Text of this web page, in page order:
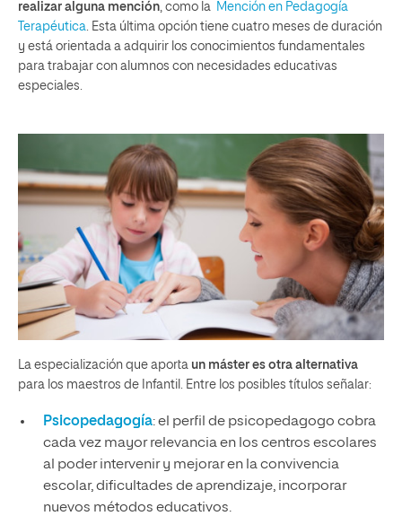
realizar alguna mención, como la Mención en Pedagogía
Terapéutica. Esta última opción tiene cuatro meses de duración
y está orientada a adquirir los conocimientos fundamentales
para trabajar con alumnos con necesidades educativas
especiales.
La especialización que aporta un máster es otra alternativa
para los maestros de Infantil. Entre los posibles títulos señalar:
Psicopedagogía: el perfil de psicopedagogo cobra
cada vez mayor relevancia en los centros escolares
al poder intervenir y mejorar en la convivencia
escolar, dificultades de aprendizaje, incorporar
nuevos métodos educativos.